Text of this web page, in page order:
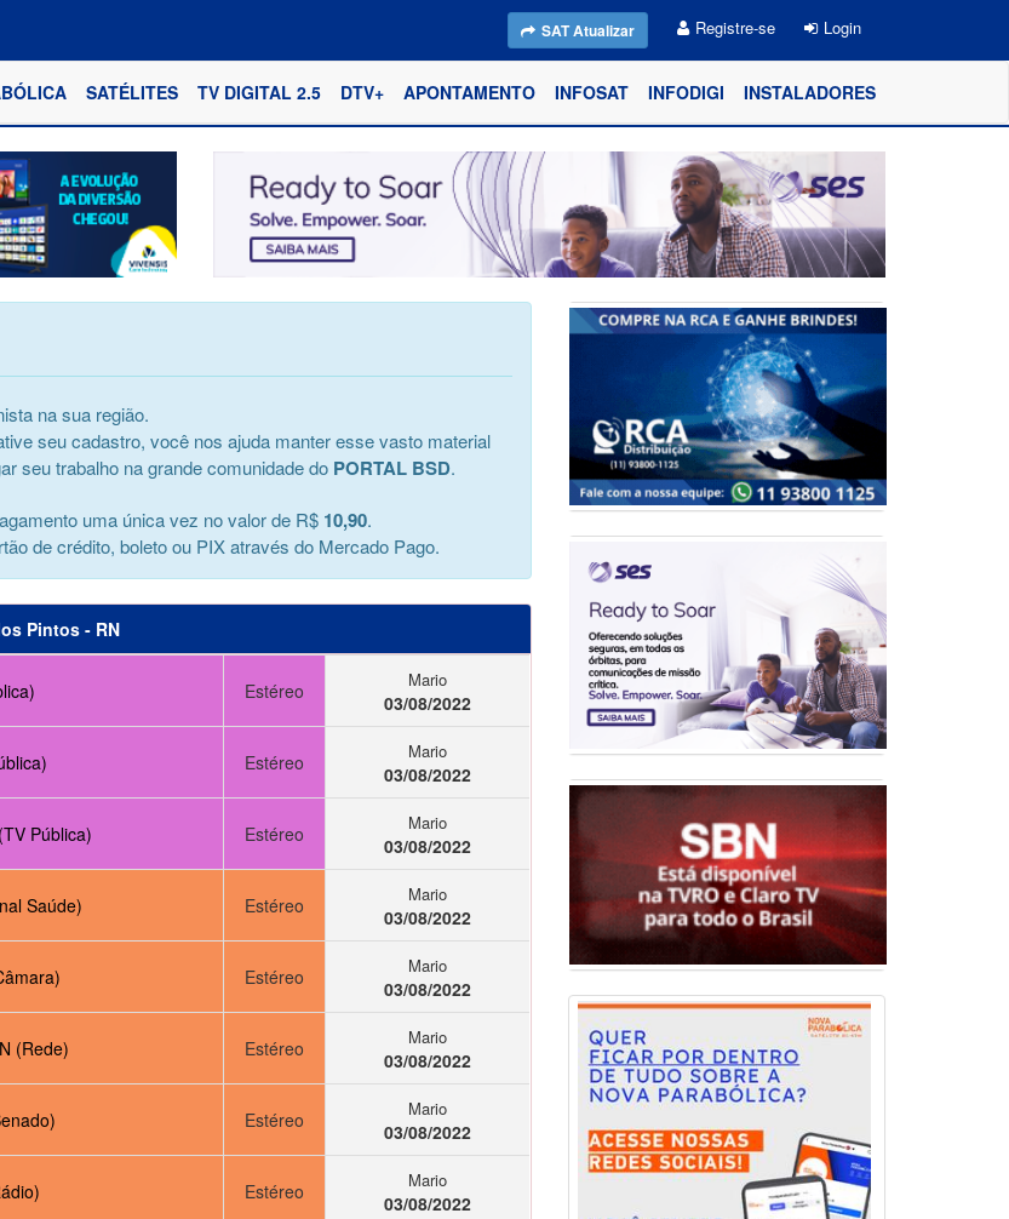
SAT Atualizar Registre-se Login
SATÉLITES TV DIGITAL 2.5 DTV+ APONTAMENTO INFOSAT INFODIGI INSTALADORES
na sua região.
seu cadastro, você nos ajuda manter esse vasto material
seu trabalho na grande comunidade do PORTAL BSD.
uma única vez no valor de R$ 10,90.
de crédito, boleto ou PIX através do Mercado Pago.
Pintos - RN
Estéreo Mario
03/08/2022
Estéreo Mario
03/08/2022
Pública) Estéreo Mario
03/08/2022
Saúde) Estéreo Mario
03/08/2022
Estéreo Mario
03/08/2022
(Rede) Estéreo Mario
03/08/2022
Estéreo Mario
03/08/2022
Estéreo Mario
03/08/2022